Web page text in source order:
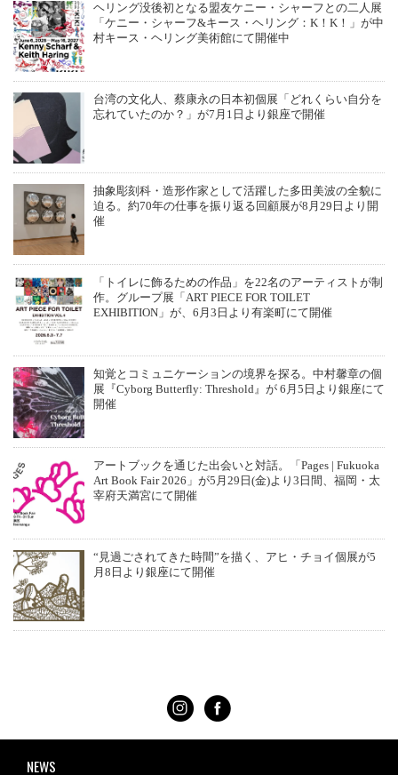
ヘリング没後初となる盟友ケニー・シャーフとの二人展
「ケニー・シャーフ&キース・ヘリング：K！K！」が中
村キース・ヘリング美術館にて開催中
台湾の文化人、蔡康永の日本初個展「どれくらい自分を
忘れていたのか？」が7月1日より銀座で開催
抽象彫刻科・造形作家として活躍した多田美波の全貌に
迫る。約70年の仕事を振り返る回顧展が8月29日より開
催
「トイレに飾るための作品」を22名のアーティストが制
作。グループ展「ART PIECE FOR TOILET
EXHIBITION」が、6月3日より有楽町にて開催
知覚とコミュニケーションの境界を探る。中村馨章の個
展『Cyborg Butterfly: Threshold』が 6月5日より銀座にて
開催
アートブックを通じた出会いと対話。「Pages | Fukuoka
Art Book Fair 2026」が5月29日(金)より3日間、福岡・太
宰府天満宮にて開催
“見過ごされてきた時間”を描く、アヒ・チョイ個展が5
月8日より銀座にて開催
NEWS